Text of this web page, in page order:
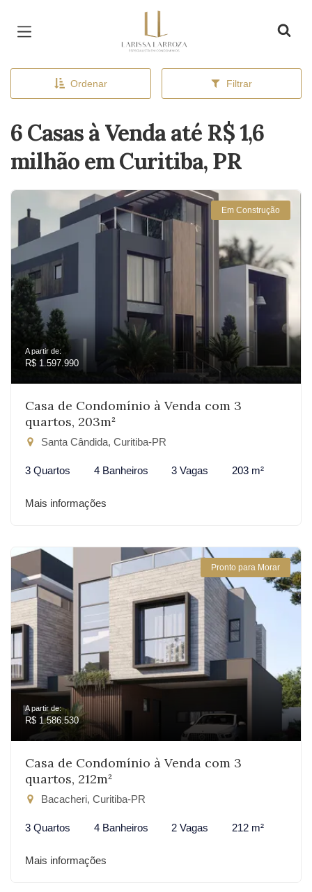
Ordenar Filtrar
6 Casas à Venda até R$ 1,6
milhão em Curitiba, PR
Em Construção
A partir de:
R$ 1.597.990
Casa de Condomínio à Venda com 3
quartos, 203m²
Santa Cândida, Curitiba-PR
3 Quartos 4 Banheiros 3 Vagas 203 m²
Mais informações
Pronto para Morar
A partir de:
R$ 1.586.530
Casa de Condomínio à Venda com 3
quartos, 212m²
Bacacheri, Curitiba-PR
3 Quartos 4 Banheiros 2 Vagas 212 m²
Mais informações